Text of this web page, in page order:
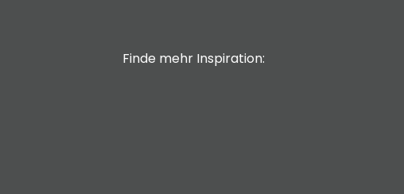
Finde mehr Inspiration: